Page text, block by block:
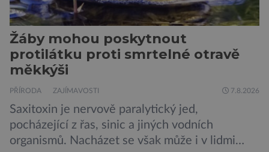
Žáby mohou poskytnout
protilátku proti smrtelné otravě
měkkýši
PŘÍRODA ZAJÍMAVOSTI 7.8.2026
Saxitoxin je nervově paralytický jed,
pocházející z řas, sinic a jiných vodních
organismů. Nacházet se však může i v lidmi